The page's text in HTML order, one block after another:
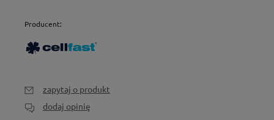
Producent:
zapytaj o produkt
dodaj opinię